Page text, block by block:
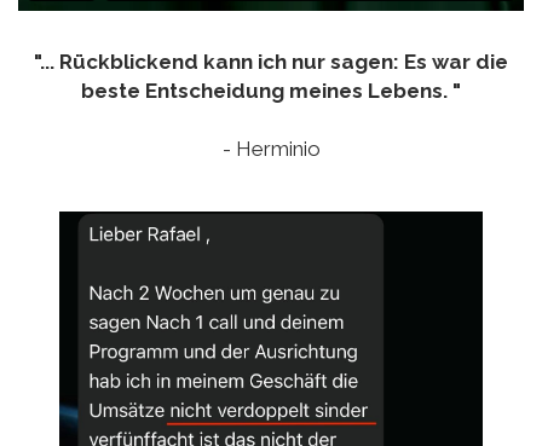
"... Rückblickend kann ich nur sagen: Es war die
beste Entscheidung meines Lebens. "
- Herminio